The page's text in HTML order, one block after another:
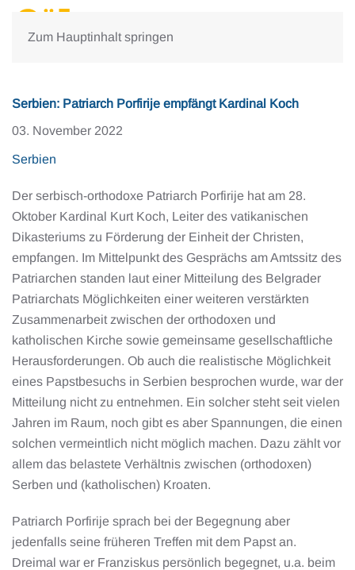
Zum Hauptinhalt springen
Serbien: Patriarch Porfirije empfängt Kardinal Koch
03. November 2022
Serbien
Der serbisch-orthodoxe Patriarch Porfirije hat am 28.
Oktober Kardinal Kurt Koch, Leiter des vatikanischen
Dikasteriums zu Förderung der Einheit der Christen,
empfangen. Im Mittelpunkt des Gesprächs am Amtssitz des
Patriarchen standen laut einer Mitteilung des Belgrader
Patriarchats Möglichkeiten einer weiteren verstärkten
Zusammenarbeit zwischen der orthodoxen und
katholischen Kirche sowie gemeinsame gesellschaftliche
Herausforderungen. Ob auch die realistische Möglichkeit
eines Papstbesuchs in Serbien besprochen wurde, war der
Mitteilung nicht zu entnehmen. Ein solcher steht seit vielen
Jahren im Raum, noch gibt es aber Spannungen, die einen
solchen vermeintlich nicht möglich machen. Dazu zählt vor
allem das belastete Verhältnis zwischen (orthodoxen)
Serben und (katholischen) Kroaten.
Patriarch Porfirije sprach bei der Begegnung aber
jedenfalls seine früheren Treffen mit dem Papst an.
Dreimal war er Franziskus persönlich begegnet, u.a. beim